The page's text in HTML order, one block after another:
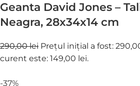
Geanta David Jones –
Neagra, 28x34x14 cm
290,00 lei Prețul inițial a fost:
curent este: 149,00 lei.
-37%